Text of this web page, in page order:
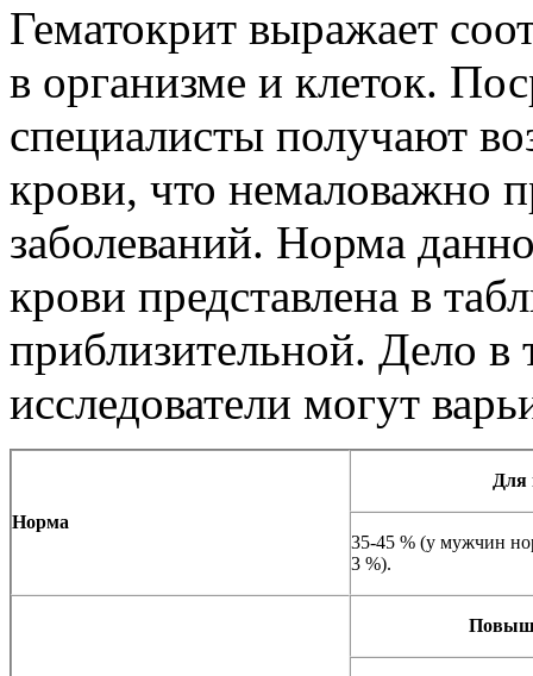
Гематокрит выражает
в организме и клеток.
специалисты получают
крови, что немаловажно
заболеваний. Норма
крови представлена в
приблизительной. Дело в
исследователи могут
Норма
Для
35-45 % (у мужчин
3 %).